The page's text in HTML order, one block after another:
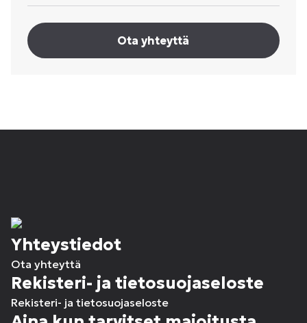
Ota yhteyttä
Yhteystiedot
Ota yhteyttä
Rekisteri- ja tietosuojaseloste
Rekisteri- ja tietosuojaseloste